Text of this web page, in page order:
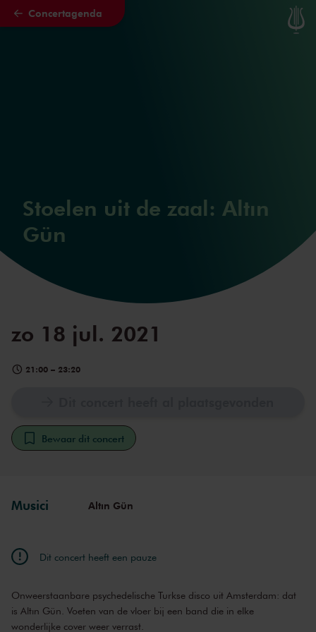
Naar hoofdcontent
Concertagenda
Stoelen uit de zaal: Altın
Gün
zo 18 jul. 2021
21:00 – 23:20
Bewaar dit concert
Musici Altın Gün
Dit concert heeft een pauze
Onweerstaanbare psychedelische Turkse disco uit Amsterdam: dat
is Altın Gün. Voeten van de vloer bij een band die in elke
wonderlijke cover weer verrast.